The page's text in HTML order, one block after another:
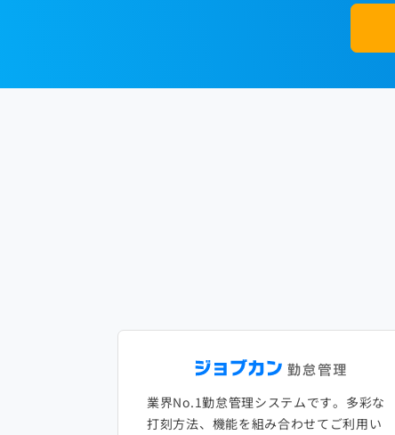
業界No.1勤怠管理システムです。多彩な
打刻方法、機能を組み合わせてご利用い